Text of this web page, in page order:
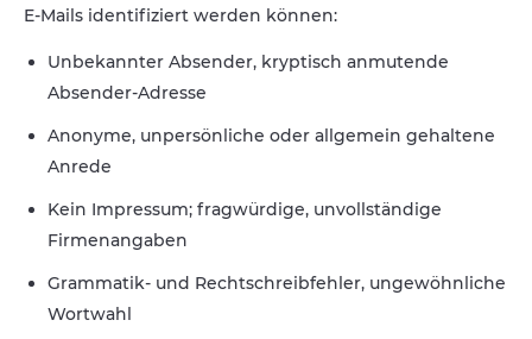
E-Mails identifiziert werden können:
Unbekannter Absender, kryptisch anmutende
Absender-Adresse
Anonyme, unpersönliche oder allgemein gehaltene
Anrede
Kein Impressum; fragwürdige, unvollständige
Firmenangaben
Grammatik- und Rechtschreibfehler, ungewöhnliche
Wortwahl